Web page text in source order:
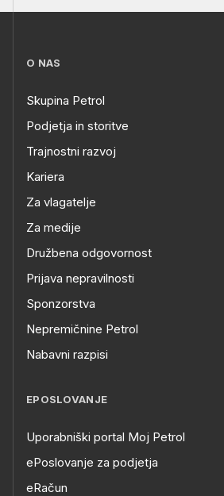
O NAS
Skupina Petrol
Podjetja in storitve
Trajnostni razvoj
Kariera
Za vlagatelje
Za medije
Družbena odgovornost
Prijava nepravilnosti
Sponzorstva
Nepremičnine Petrol
Nabavni razpisi
EPOSLOVANJE
Uporabniški portal Moj Petrol
ePoslovanje za podjetja
eRačun